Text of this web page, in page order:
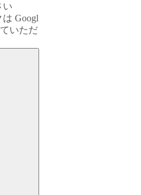
い
Googl
いただ